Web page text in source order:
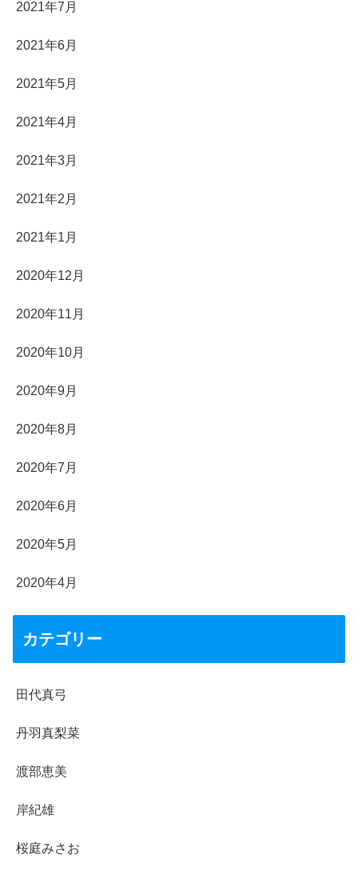
2021年7月
2021年6月
2021年5月
2021年4月
2021年3月
2021年2月
2021年1月
2020年12月
2020年11月
2020年10月
2020年9月
2020年8月
2020年7月
2020年6月
2020年5月
2020年4月
カテゴリー
田代真弓
丹羽真梨菜
渡部恵美
岸紀雄
桜庭みさお